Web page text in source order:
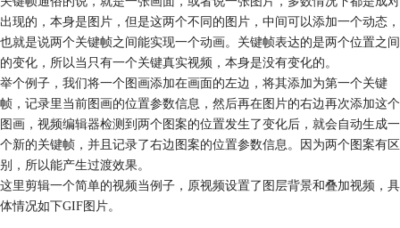
出现的，本身是图片，但是这两个不同的图片，中间可以添加一个动态，
也就是说两个关键帧之间能实现一个动画。关键帧表达的是两个位置之间
的变化，所以当只有一个关键真实视频，本身是没有变化的。
举个例子，我们将一个图画添加在画面的左边，将其添加为第一个关键
帧，记录里当前图画的位置参数信息，然后再在图片的右边再次添加这个
图画，视频编辑器检测到两个图案的位置发生了变化后，就会自动生成一
个新的关键帧，并且记录了右边图案的位置参数信息。因为两个图案有区
别，所以能产生过渡效果。
这里剪辑一个简单的视频当例子，原视频设置了图层背景和叠加视频，具
体情况如下GIF图片。